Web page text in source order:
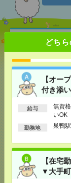
どち
【オー
付き添
給与
無資
いOK
以上
勤務地 巣鴨
【在宅
▼大手
【オープニン
いも仕事の1
[給 与]無資格未経
OK ■扶養内OK ■
[交通費]
交通費全額支
[勤務地]巣鴨駅
【在宅勤務
で英文事務[派
[給 与]時給3430
実働7h30m×週5日
るものではありませ
[交通費]1ヶ月3万円